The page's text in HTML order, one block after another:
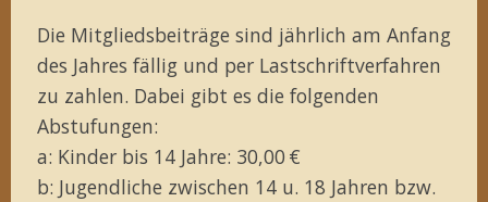
Die Mitgliedsbeiträge sind jährlich am Anfang
des Jahres fällig und per Lastschriftverfahren
zu zahlen. Dabei gibt es die folgenden
Abstufungen:
a: Kinder bis 14 Jahre: 30,00 €
b: Jugendliche zwischen 14 u. 18 Jahren bzw.